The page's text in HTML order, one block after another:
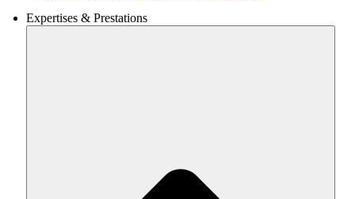
Expertises & Prestations